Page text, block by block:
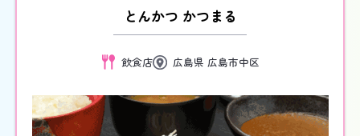
とんかつ かつまる
飲食店 広島県 広島市中区